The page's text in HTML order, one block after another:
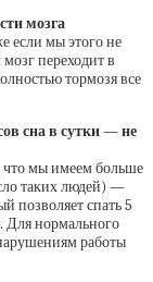
мозга
если мы этого не
переходит в
тормозя все
сна в сутки — не
что мы имеем больше
таких людей) —
позволяет спать 5
Для нормального
работы